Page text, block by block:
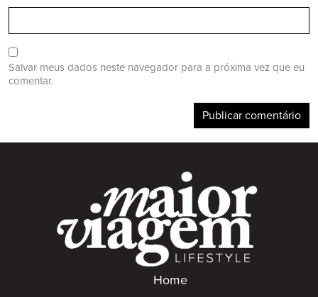
Salvar meus dados neste navegador para a próxima vez que eu
comentar.
Home